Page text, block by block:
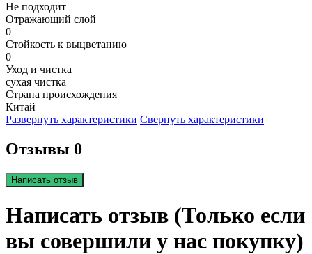
Не подходит
Отражающий слой
0
Стойкость к выцветанию
0
Уход и чистка
сухая чистка
Страна происхождения
Китай
Развернуть характеристики Свернуть характеристики
Отзывы 0
Написать отзыв
Написать отзыв (Только если
вы совершили у нас покупку)